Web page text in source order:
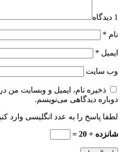
1 دیدگاه
نام *
ایمیل *
وب‌ سایت
ذخیره نام، ایمیل و وبسایت من
دوباره دیدگاهی می‌نویسم.
لطفا پاسخ را به عدد انگلیسی وارد
شانزده + 20 =